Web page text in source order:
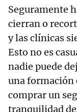
​Seguramente
cierran o
y las clínicas
Esto no es
nadie puede
una formación
comprar un
tranquilidad